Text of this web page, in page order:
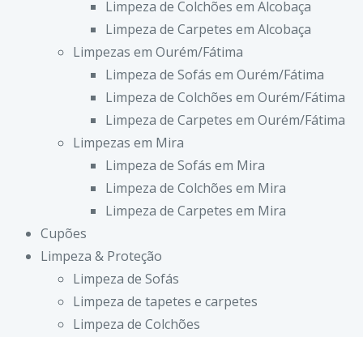
Limpeza de Colchões em Alcobaça
Limpeza de Carpetes em Alcobaça
Limpezas em Ourém/Fátima
Limpeza de Sofás em Ourém/Fátima
Limpeza de Colchões em Ourém/Fátima
Limpeza de Carpetes em Ourém/Fátima
Limpezas em Mira
Limpeza de Sofás em Mira
Limpeza de Colchões em Mira
Limpeza de Carpetes em Mira
Cupões
Limpeza & Proteção
Limpeza de Sofás
Limpeza de tapetes e carpetes
Limpeza de Colchões